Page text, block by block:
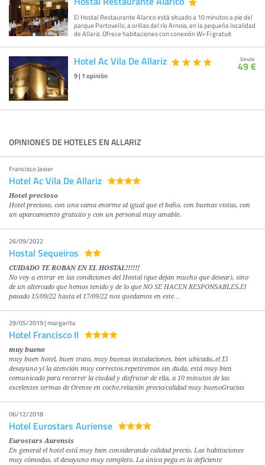
El Hostal Restaurante Alarico está situado a 10 minutos a pie del
parque Portovello, a orillas del río Arnoia, en la pequeña localidad
de Allariz. Ofrece habitaciones con conexión Wi-Fi gratuit
Hotel Ac Vila De Allariz
9| 1opinión
Desde
49 €
OPINIONES DE HOTELES EN ALLARIZ
Francisco Javier
Hotel Ac Vila De Allariz
Hotel precioso
Hotel precioso, con una cama enorme al igual que el baño, con buenas vistas, con
un aparcamiento gratuito y con un personal muy amable.
26/09/2022
Hostal Sequeiros
CUIDADO TE ROBAN EN EL HOSTAL!!!!!!
No voy a entrar en las condiciones del Hostal (que dejan mucho que desear), sino
de un altercado que hemos tenido y de lo que NO SE HACEN RESPONSABLES.El
pasado 15/09/22 hasta el 17/09/22 nos quedamos en este…
29/05/2019 | margarita
Hotel Francisco II
muy bueno
muy buen hotel, buen trato, muy buenas instalaciones, bien ubicado,.el El
desayuno yl la atención muy correctos.repetiremos sin duda, está muy bien
comunicado para recorrer la ciudad y disfrutar de ella, a 10 minutos de las
excelentes termas de Orense en coche.relación precio/calidad muy buenoGracias
06/12/2018
Hotel Eurostars Auriense
Eurostars Aurensis
En general el hotel está muy bien considerando calidad precio. Las habitaciones
muy cómodas, el desayuno muy completo. La única pega es la deficiente